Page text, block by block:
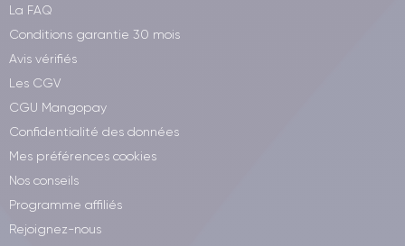
La FAQ
Conditions garantie 30 mois
Avis vérifiés
Les CGV
CGU Mangopay
Confidentialité des données
Mes préférences cookies
Nos conseils
Programme affiliés
Rejoignez-nous